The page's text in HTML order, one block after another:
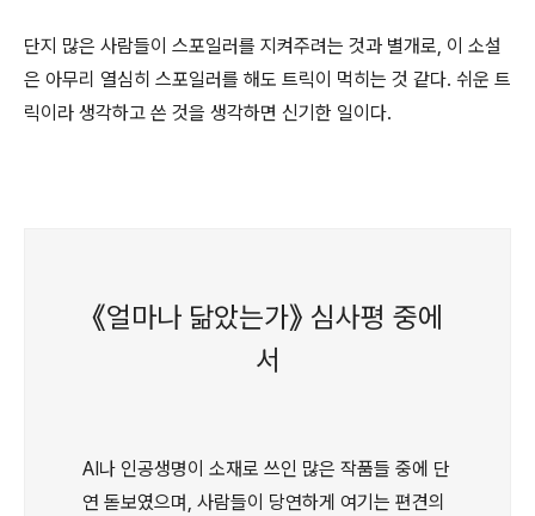
단지 많은 사람들이 스포일러를 지켜주려는 것과 별개로, 이 소설
은 아무리 열심히 스포일러를 해도 트릭이 먹히는 것 같다. 쉬운 트
릭이라 생각하고 쓴 것을 생각하면 신기한 일이다.
《얼마나 닮았는가》 심사평 중에
서
AI나 인공생명이 소재로 쓰인 많은 작품들 중에 단
연 돋보였으며, 사람들이 당연하게 여기는 편견의